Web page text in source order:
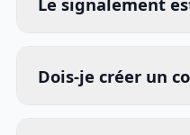
Dois-je créer un